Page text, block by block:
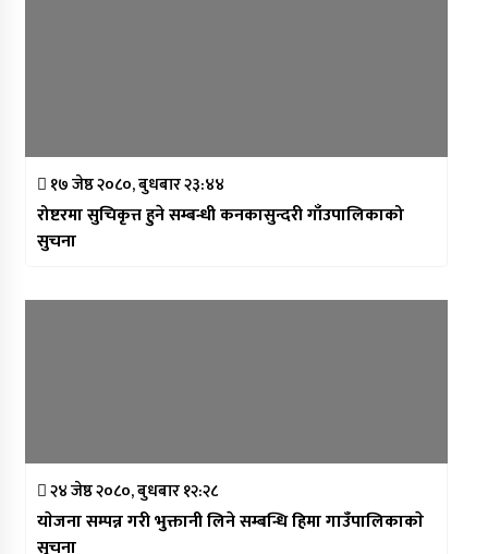
१७ जेष्ठ २०८०, बुधबार २३:४४
रोष्टरमा सुचिकृत्त हुने सम्बन्धी कनकासुन्दरी गाँउपालिकाको
सुचना
२४ जेष्ठ २०८०, बुधबार १२:२८
याेजना सम्पन्न गरी भुक्तानी लिने सम्बन्धि हिमा गाउँपालिकाकाे